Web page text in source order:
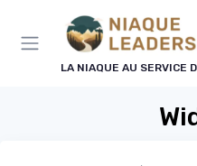
LA NIAQUE AU SERVICE